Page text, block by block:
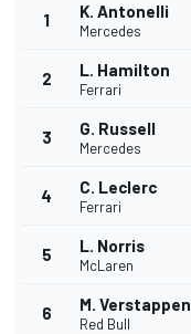
1 K. Antonelli
Mercedes
2 L. Hamilton
Ferrari
3 G. Russell
Mercedes
4 C. Leclerc
Ferrari
5 L. Norris
McLaren
6 M. Verstappen
Red Bull